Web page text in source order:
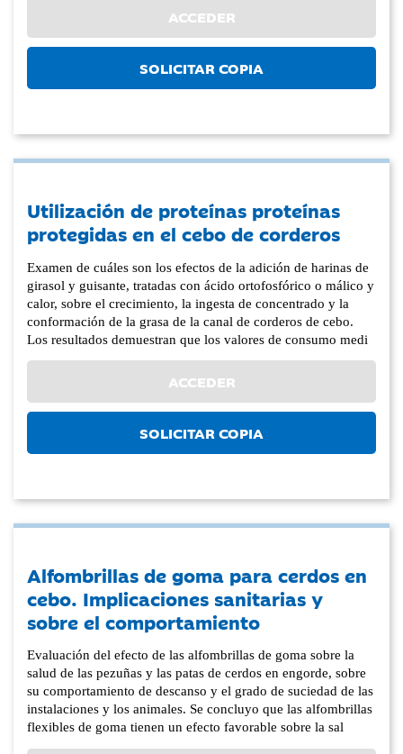
ACCEDER
SOLICITAR COPIA
Utilización de proteínas proteínas
protegidas en el cebo de corderos
Examen de cuáles son los efectos de la adición de harinas de
girasol y guisante, tratadas con ácido ortofosfórico o málico y
calor, sobre el crecimiento, la ingesta de concentrado y la
conformación de la grasa de la canal de corderos de cebo.
Los resultados demuestran que los valores de consumo medi
ACCEDER
SOLICITAR COPIA
Alfombrillas de goma para cerdos en
cebo. Implicaciones sanitarias y
sobre el comportamiento
Evaluación del efecto de las alfombrillas de goma sobre la
salud de las pezuñas y las patas de cerdos en engorde, sobre
su comportamiento de descanso y el grado de suciedad de las
instalaciones y los animales. Se concluyo que las alfombrillas
flexibles de goma tienen un efecto favorable sobre la sal